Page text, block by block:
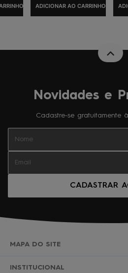
ADICIONAR AO CARRINHO
Novidades e
Cadastre-se gratuitamente
CADASTRAR
MAPA DO SITE
SURF
INSTITUCIONAL